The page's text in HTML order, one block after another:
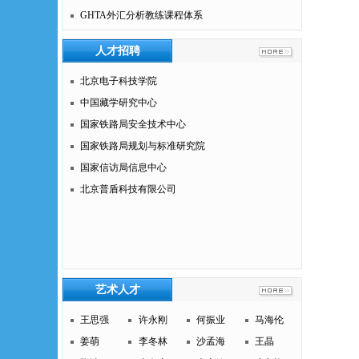
GHTA外汇分析教练课程体系
人才招聘
北京电子科技学院
中国藏学研究中心
国家铁路局安全技术中心
国家铁路局规划与标准研究院
国家信访局信息中心
北京普盾科技有限公司
艺术人才
王思强 许永刚 何振业
马海伦
姜萌
李冬林 沙孟海
王晶